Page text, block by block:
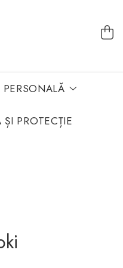
PERSONALĂ
PROTECȚIE